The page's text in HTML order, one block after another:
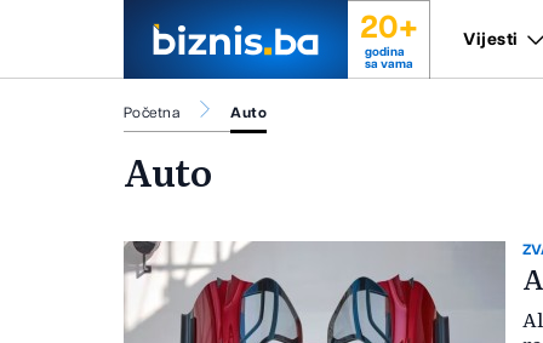
20+
godina
sa vama
Vijesti
Početna Auto
Auto